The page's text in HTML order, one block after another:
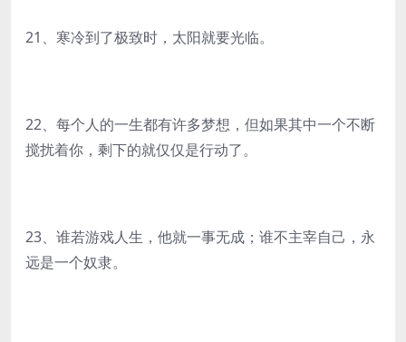
21、寒冷到了极致时，太阳就要光临。
22、每个人的一生都有许多梦想，但如果其中一个不断
搅扰着你，剩下的就仅仅是行动了。
23、谁若游戏人生，他就一事无成；谁不主宰自己，永
远是一个奴隶。